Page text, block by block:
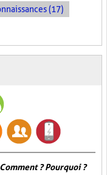
(17)
? Pourquoi ?